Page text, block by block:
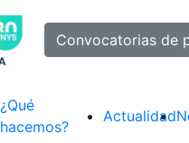
selected
Convocatorias de
¿Qué
hacemos?
Actualidad